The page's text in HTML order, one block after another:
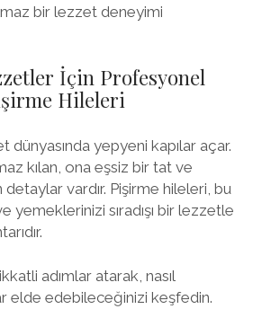
bir lezzet deneyimi
İçin Profesyonel
Hileleri
dünyasında yepyeni kapılar açar.
kılan, ona eşsiz bir tat ve
vardır. Pişirme hileleri, bu
yemeklerinizi sıradışı bir lezzetle
adımlar atarak, nasıl
elde edebileceğinizi keşfedin.